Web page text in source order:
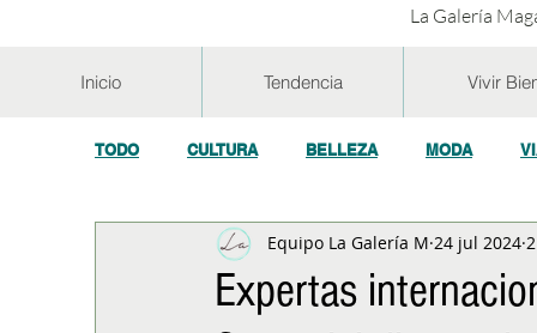
La Galería
Inicio Tendencia Vivir
TODO CULTURA BELLEZA MODA
GASTRONOMÍA Y VINOS SALUD
Expertas
Equipo La Galería M 24 jul 2024